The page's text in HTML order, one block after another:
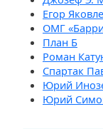
Егор
ОМГ
План Б
Роман
Спартак
Юрий
Юрий